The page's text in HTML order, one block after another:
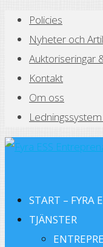
Policies
Nyheter och
Auktoriseringar
Kontakt
Om oss
START – FYRA
TJÄNSTER